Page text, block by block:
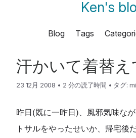
Ken's
Blog Tags
汗かいて着替え
23 12月 2008 • 2 分の読了時間 • タグ:
昨日(既に一昨日)、風邪気味な
トサルをやったせいか、帰宅後